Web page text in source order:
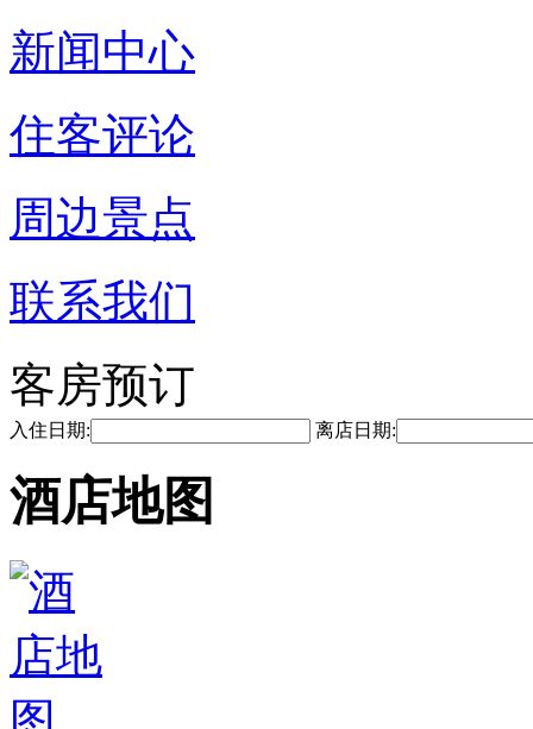
新闻中心
住客评论
周边景点
联系我们
客房预订
入住日期: 离店日期:
酒店地图